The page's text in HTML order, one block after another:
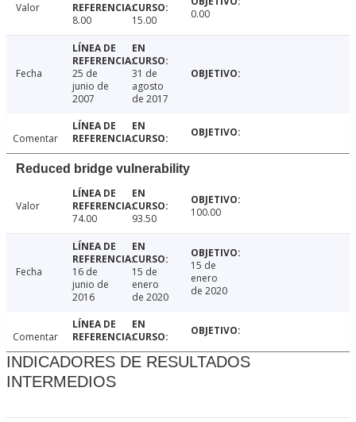
Valor
8.00
15.00 0.00
Fecha
25 de
junio de
2007
31 de
agosto
de 2017
Comentar
Reduced bridge vulnerability
Valor
74.00
93.50 100.00
Fecha
16 de
junio de
2016
15 de
enero
de 2020
15 de
enero
de 2020
Comentar
INDICADORES DE RESULTADOS
INTERMEDIOS